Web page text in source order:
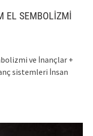
EL SEMBOLİZMİ
ve İnançlar +
sistemleri İnsan